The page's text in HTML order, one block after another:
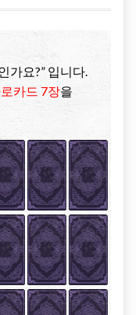
가요?” 입니다.
카드 7장을